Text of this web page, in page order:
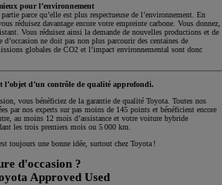
pour l’environnement
parce qu’elle est plus respectueuse de l’environnement. En
réduisez davantage encore votre empreinte carbone. Vous donnez,
Vous réduisez ainsi la demande de nouvelles productions et de
ne doit pas non plus parcourir des centaines de
globales de CO2 et l’impact environnemental sont donc
l’objet d’un contrôle de qualité approfondi.
vous bénéficiez de la garantie de qualité Toyota. Toutes nos
par nos experts sur pas moins de 145 points et bénéficient encore
au moins 12 mois d’assistance et votre voiture hybride
les trois premiers mois ou 5 000 km.
toujours une bonne idée, surtout chez Toyota !
d'occasion ?
Approved Used